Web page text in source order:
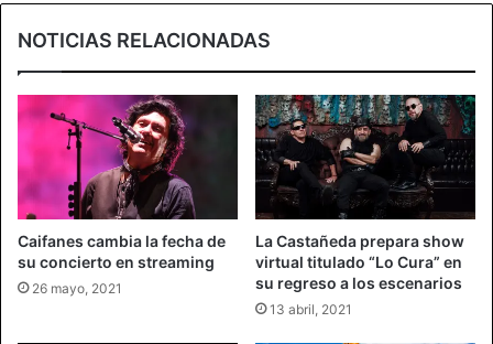
NOTICIAS RELACIONADAS
Caifanes cambia la fecha de
su concierto en streaming
26 mayo, 2021
La Castañeda prepara show
virtual titulado “Lo Cura” en
su regreso a los escenarios
13 abril, 2021